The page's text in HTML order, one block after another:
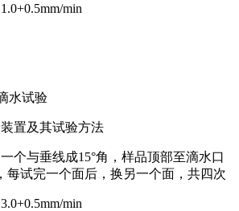
min
水试验
置及其试验方法
个与垂线成15°角，样品顶部至滴水口
每试完一个面后，换另一个面，共四次
min